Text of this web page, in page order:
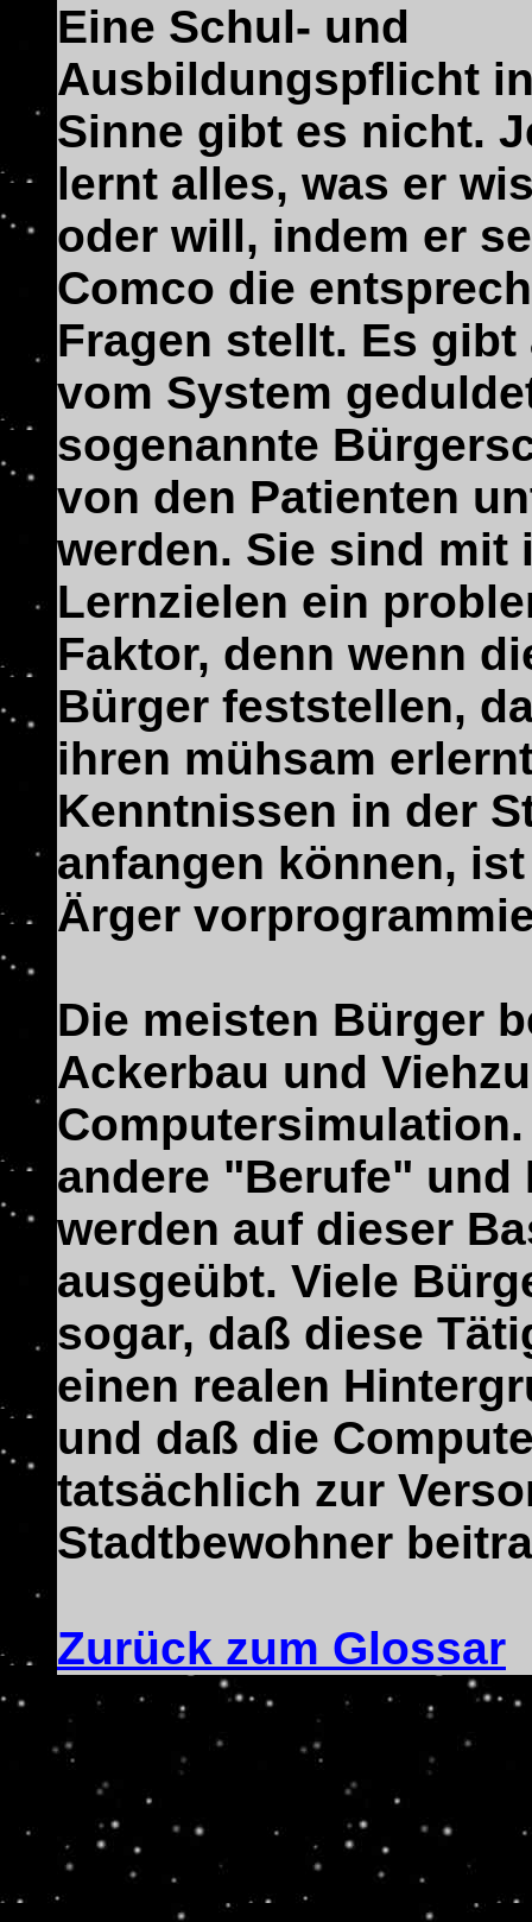
Eine Schul- und
Ausbildungspflicht
Sinne gibt es nicht.
lernt alles, was er
oder will, indem er
Comco die
Fragen stellt. Es
vom System
sogenannte
von den Patienten
werden. Sie sind mit
Lernzielen ein
Faktor, denn wenn
Bürger feststellen,
ihren mühsam
Kenntnissen in der
anfangen können,
Ärger
Die meisten Bürger
Ackerbau und
andere "Berufe" und
werden auf dieser
ausgeübt. Viele
sogar, daß diese
einen realen
und daß die
tatsächlich zur
Stadtbewohner
Zurück zum Glossar